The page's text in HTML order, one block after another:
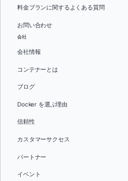
料金プランに関するよくある質問
お問い合わせ
会社
会社情報
コンテナーとは
ブログ
Docker を選ぶ理由
信頼性
カスタマーサクセス
パートナー
イベント